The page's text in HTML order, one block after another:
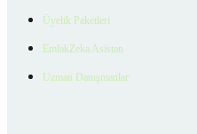
Üyelik Paketleri
EmlakZeka Asistan
Uzman Danışmanlar